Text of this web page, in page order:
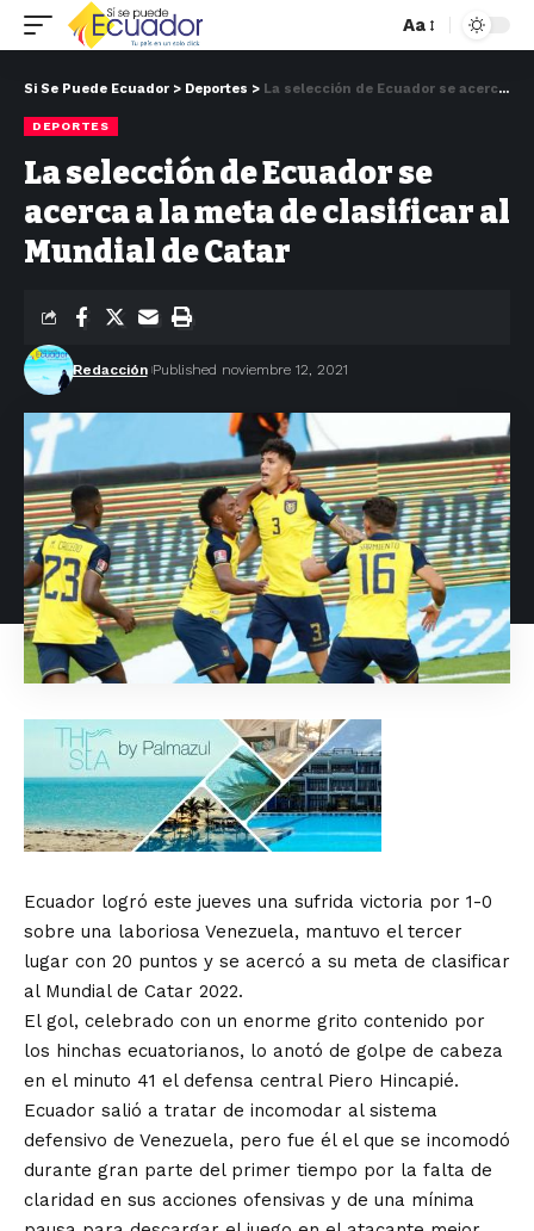
Aa
Si Se Puede Ecuador > Deportes > La selección de Ecuador se acerca a la meta de clasificar al Mundial de Catar
DEPORTES
La selección de Ecuador se
acerca a la meta de clasificar al
Mundial de Catar
Redacción Published noviembre 12, 2021
Ecuador logró este jueves una sufrida victoria por 1-0
sobre una laboriosa Venezuela, mantuvo el tercer
lugar con 20 puntos y se acercó a su meta de clasificar
al Mundial de Catar 2022.
El gol, celebrado con un enorme grito contenido por
los hinchas ecuatorianos, lo anotó de golpe de cabeza
en el minuto 41 el defensa central Piero Hincapié.
Ecuador salió a tratar de incomodar al sistema
defensivo de Venezuela, pero fue él el que se incomodó
durante gran parte del primer tiempo por la falta de
claridad en sus acciones ofensivas y de una mínima